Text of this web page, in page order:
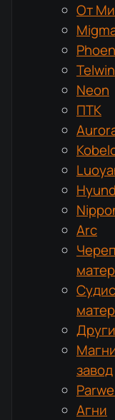
От
Telwin
Neon
ПТК
Arc
завод
Агни